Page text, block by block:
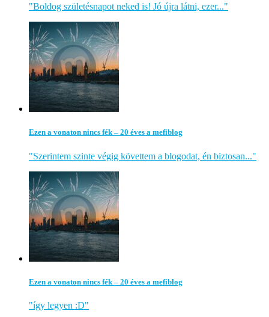
"Boldog születésnapot neked is! Jó újra látni, ezer..."
Ezen a vonaton nincs fék – 20 éves a mefiblog
"Szerintem szinte végig követtem a blogodat, én biztosan..."
Ezen a vonaton nincs fék – 20 éves a mefiblog
"így legyen :D"